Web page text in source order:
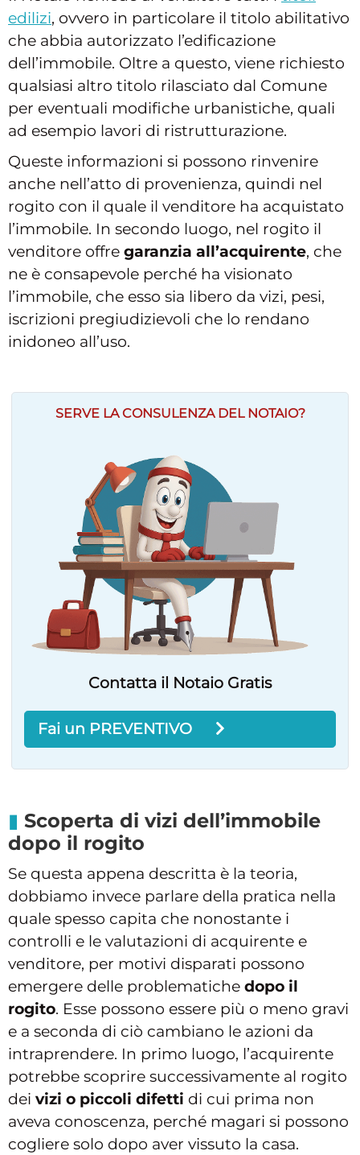
edilizi, ovvero in particolare il titolo abilitativo
che abbia autorizzato l’edificazione
dell’immobile. Oltre a questo, viene richiesto
qualsiasi altro titolo rilasciato dal Comune
per eventuali modifiche urbanistiche, quali
ad esempio lavori di ristrutturazione.
Queste informazioni si possono rinvenire
anche nell’atto di provenienza, quindi nel
rogito con il quale il venditore ha acquistato
l’immobile. In secondo luogo, nel rogito il
venditore offre garanzia all’acquirente, che
ne è consapevole perché ha visionato
l’immobile, che esso sia libero da vizi, pesi,
iscrizioni pregiudizievoli che lo rendano
inidoneo all’uso.
SERVE LA CONSULENZA DEL NOTAIO?
Contatta il Notaio Gratis
Fai un PREVENTIVO
Scoperta di vizi dell’immobile
dopo il rogito
Se questa appena descritta è la teoria,
dobbiamo invece parlare della pratica nella
quale spesso capita che nonostante i
controlli e le valutazioni di acquirente e
venditore, per motivi disparati possono
emergere delle problematiche dopo il
rogito. Esse possono essere più o meno gravi
e a seconda di ciò cambiano le azioni da
intraprendere. In primo luogo, l’acquirente
potrebbe scoprire successivamente al rogito
dei vizi o piccoli difetti di cui prima non
aveva conoscenza, perché magari si possono
cogliere solo dopo aver vissuto la casa.